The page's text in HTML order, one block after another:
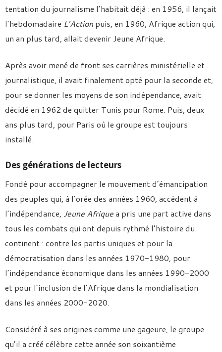
tentation du journalisme l’habitait déjà : en 1956, il lançait
l’hebdomadaire L’Action puis, en 1960, Afrique action qui,
un an plus tard, allait devenir Jeune Afrique.
Après avoir mené de front ses carrières ministérielle et
journalistique, il avait finalement opté pour la seconde et,
pour se donner les moyens de son indépendance, avait
décidé en 1962 de quitter Tunis pour Rome. Puis, deux
ans plus tard, pour Paris où le groupe est toujours
installé.
Des générations de lecteurs
Fondé pour accompagner le mouvement d’émancipation
des peuples qui, à l’orée des années 1960, accèdent à
l’indépendance, Jeune Afriquea pris une part active dans
tous les combats qui ont depuis rythmé l’histoire du
continent : contre les partis uniques et pour la
démocratisation dans les années 1970-1980, pour
l’indépendance économique dans les années 1990-2000
et pour l’inclusion de l’Afrique dans la mondialisation
dans les années 2000-2020.
Considéré à ses origines comme une gageure, le groupe
qu’il a créé célèbre cette année son soixantième